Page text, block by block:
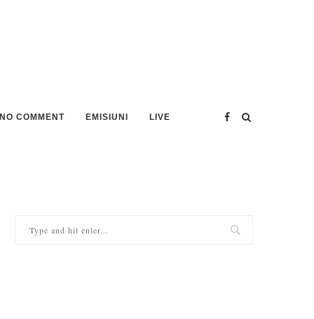
NO COMMENT EMISIUNI LIVE